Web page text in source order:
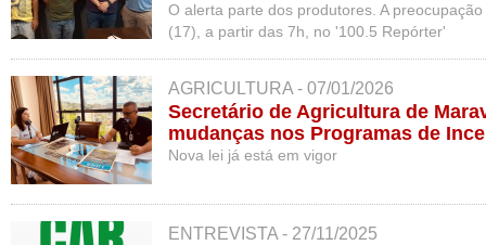
O alerta parte dos produtores. A
(17), a partir das 7h, no '100.5 Repórter'
AGRICULTURA - 07/01/2026
Secretário de Agricultura de
mudanças nos Programas de
Município
Nova lei já está em vigor
ENTREVISTA - 27/11/2025